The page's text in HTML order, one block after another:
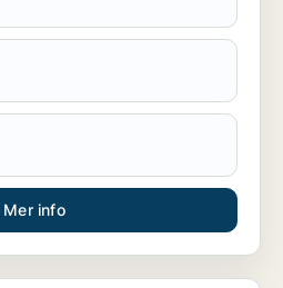
Mer info